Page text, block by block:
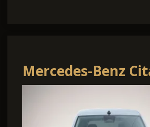
Mercedes-Benz
Tourer Pro